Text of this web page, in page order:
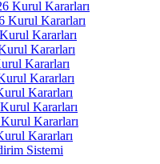
Kurul Kararları
Kurul Kararları
Kararları
Kararları
Kararları
Kararları
Kararları
Kararları
Kararları
Kararları
Sistemi